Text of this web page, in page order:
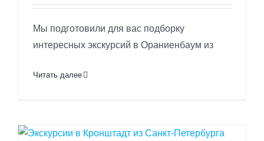
Мы подготовили для вас подборку
интересных экскурсий в Ораниенбаум из
Читать далее